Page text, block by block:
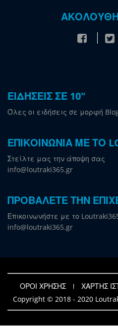
ΕΙΔΗΣΕΙΣ ΣΕ 10"
Όλες οι ειδήσεις σε μορφή
ΕΠΙΚΟΙΝΩΝΙΑ ΜΕ ΤΟ
Στείλτε μας την άποψη σας
info@loutraki365.gr
ΠΡΟΒΑΛΕΤΕ ΤΗΝ
Επικοινωνήστε με το
info@loutraki365.gr
ΟΡΟΙ ΧΡΗΣΗΣ
ΧΑΡΤΗΣ
Copyright © 2018 - 2020